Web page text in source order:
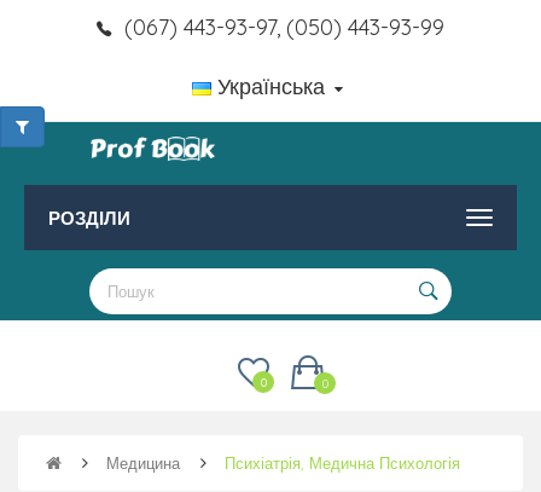
(067) 443-93-97, (050) 443-93-99
Українська
РОЗДІЛИ
0
0
Медицина Психіатрія, Медична Психологія